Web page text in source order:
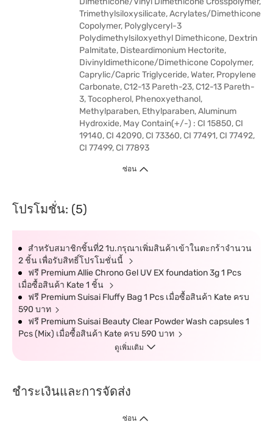
Trimethylsiloxysilicate, Acrylates/Dimethicone
Copolymer, Polyglyceryl-3
Polydimethylsiloxyethyl Dimethicone, Dextrin
Palmitate, Disteardimonium Hectorite,
Divinyldimethicone/Dimethicone Copolymer,
Caprylic/Capric Triglyceride, Water, Propylene
Carbonate, C12-13 Pareth-23, C12-13 Pareth-
3, Tocopherol, Phenoxyethanol,
Methylparaben, Ethylparaben, Aluminum
Hydroxide, May Contain(+/-) : CI 15850, CI
19140, CI 42090, CI 73360, CI 77491, CI 77492,
CI 77499, CI 77893
ซ่อน
โปรโมชั่น: (5)
สำหรับสมาชิกชิ้นที่2 1บ.กรุณาเพิ่มสินค้าเข้าในตะกร้าจำนวน
2 ชิ้น เพื่อรับสิทธิ์โปรโมชั่นนี้
ฟรี Premium Allie Chrono Gel UV EX foundation 3g 1 Pcs
เมื่อซื้อสินค้า Kate 1 ชิ้น
ฟรี Premium Suisai Fluffy Bag 1 Pcs เมื่อซื้อสินค้า Kate ครบ
590 บาท
ฟรี Premium Suisai Beauty Clear Powder Wash capsules 1
Pcs (Mix) เมื่อซื้อสินค้า Kate ครบ 590 บาท
ดูเพิ่มเติม
ชำระเงินและการจัดส่ง
ซ่อน